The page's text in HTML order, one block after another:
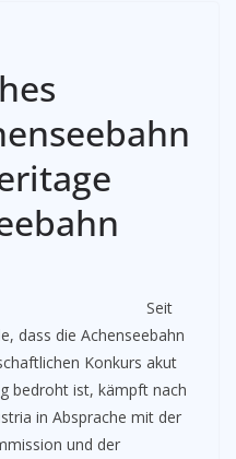
Seit
dass die Achenseebahn
Konkurs akut
bedroht ist, kämpft nach
in Absprache mit der
und der